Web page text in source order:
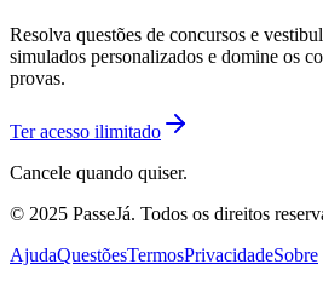
Resolva questões de concursos e
simulados personalizados e domine os
provas.
Ter acesso ilimitado
Cancele quando quiser.
© 2025 PasseJá. Todos os direitos
AjudaQuestõesTermosPrivacidadeSobre